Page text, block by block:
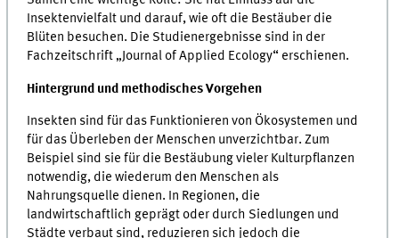
Insektenvielfalt und darauf, wie oft die Bestäuber die
Blüten besuchen. Die Studienergebnisse sind in der
Fachzeitschrift „Journal of Applied Ecology“ erschienen.
Hintergrund und methodisches Vorgehen
Insekten sind für das Funktionieren von Ökosystemen und
für das Überleben der Menschen unverzichtbar. Zum
Beispiel sind sie für die Bestäubung vieler Kulturpflanzen
notwendig, die wiederum den Menschen als
Nahrungsquelle dienen. In Regionen, die
landwirtschaftlich geprägt oder durch Siedlungen und
Städte verbaut sind, reduzieren sich jedoch die